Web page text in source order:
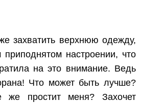
захватить верхнюю одежду,
настроении, что
на это внимание. Ведь
Что может быть лучше?
простит меня? Захочет